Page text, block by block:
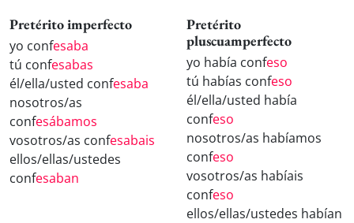
Pretérito imperfecto
yo confesaba
tú confesabas
él/ella/usted confesaba
nosotros/as
confesábamos
vosotros/as confesabais
ellos/ellas/ustedes
confesaban
Pretérito
pluscuamperfecto
yo había confeso
tú habías confeso
él/ella/usted había
confeso
nosotros/as habíamos
confeso
vosotros/as habíais
confeso
ellos/ellas/ustedes habían